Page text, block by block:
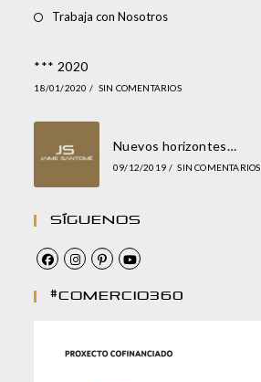
Trabaja con Nosotros
*** 2020
18/01/2020 / SIN COMENTARIOS
Nuevos horizontes…
09/12/2019 / SIN COMENTARIOS
Síguenos
#comercio360